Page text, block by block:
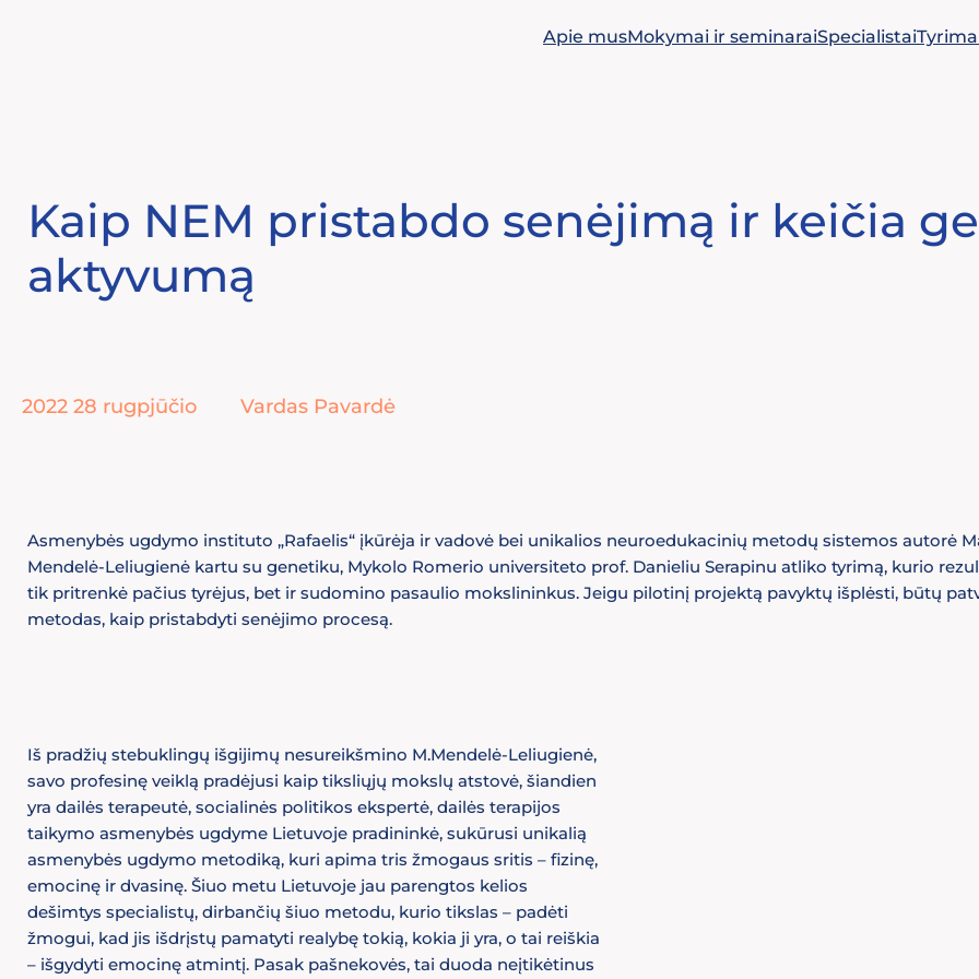
Apie musMokymai ir seminaraiSpecialistai
Kaip NEM pristabdo senėjimą ir keičia
aktyvumą
2022 28 rugpjūčio Vardas Pavardė
Asmenybės ugdymo instituto „Rafaelis“ įkūrėja ir vadovė bei unikalios neuroedukacinių metodų sistemos autorė
Mendelė-Leliugienė kartu su genetiku, Mykolo Romerio universiteto prof. Danieliu Serapinu atliko tyrimą, kurio
tik pritrenkė pačius tyrėjus, bet ir sudomino pasaulio mokslininkus. Jeigu pilotinį projektą pavyktų išplėsti, būtų
metodas, kaip pristabdyti senėjimo procesą.
Iš pradžių stebuklingų išgijimų nesureikšmino M.Mendelė-Leliugienė,
savo profesinę veiklą pradėjusi kaip tiksliųjų mokslų atstovė, šiandien
yra dailės terapeutė, socialinės politikos ekspertė, dailės terapijos
taikymo asmenybės ugdyme Lietuvoje pradininkė, sukūrusi unikalią
asmenybės ugdymo metodiką, kuri apima tris žmogaus sritis – fizinę,
emocinę ir dvasinę. Šiuo metu Lietuvoje jau parengtos kelios
dešimtys specialistų, dirbančių šiuo metodu, kurio tikslas – padėti
žmogui, kad jis išdrįstų pamatyti realybę tokią, kokia ji yra, o tai reiškia
– išgydyti emocinę atmintį. Pasak pašnekovės, tai duoda neįtikėtinus